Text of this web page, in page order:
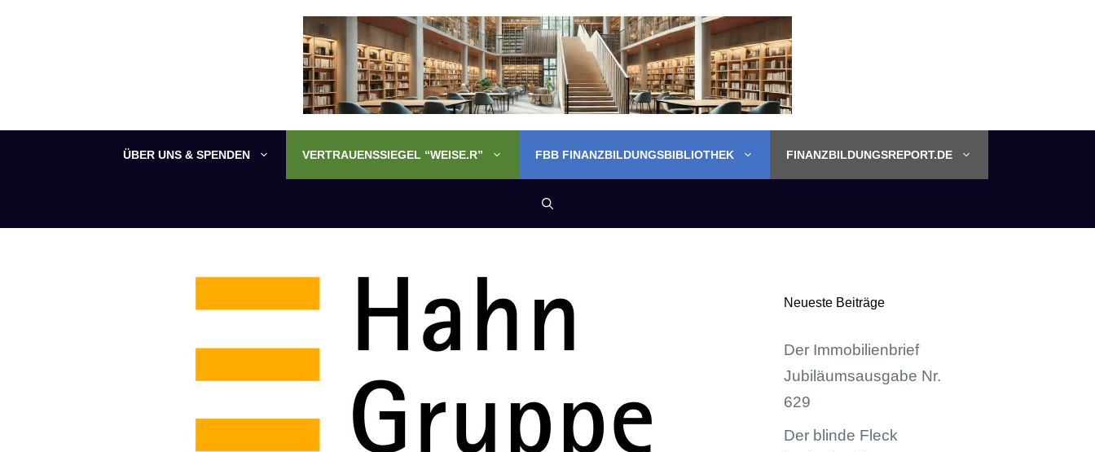
ÜBER UNS & SPENDEN VERTRAUENSSIEGEL “WEISE.R” FBB FINANZBILDUNGSBIBLIOTHEK FINANZBILDUNGSREPORT.DE
Neueste Beiträge
Der Immobilienbrief
Jubiläumsausgabe Nr.
629
Der blinde Fleck